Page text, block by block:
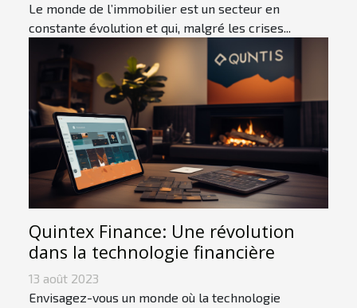
Le monde de l’immobilier est un secteur en
constante évolution et qui, malgré les crises...
Quintex Finance: Une révolution
dans la technologie financière
13 août 2023
Envisagez-vous un monde où la technologie